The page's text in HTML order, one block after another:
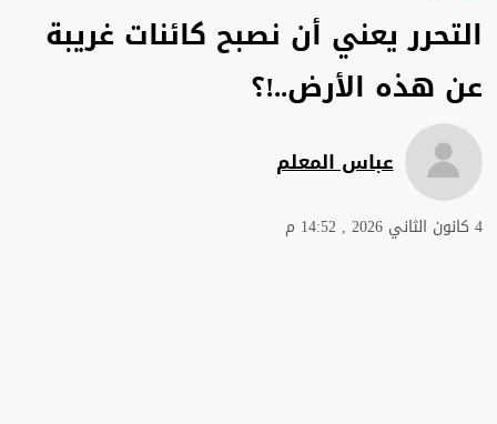
التحرر يعني أن نصبح كائنات غريبة
عن هذه الأرض..!؟
عباس المعلم
4 كانون الثاني 2026 , 14:52 م